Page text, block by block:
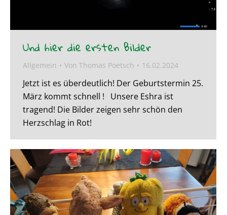
Und hier die ersten Bilder
Allgemein Von Thomas Poetsch 16.02.2024
Jetzt ist es überdeutlich! Der Geburtstermin 25.
März kommt schnell ! Unsere Eshra ist
tragend! Die Bilder zeigen sehr schön den
Herzschlag in Rot!